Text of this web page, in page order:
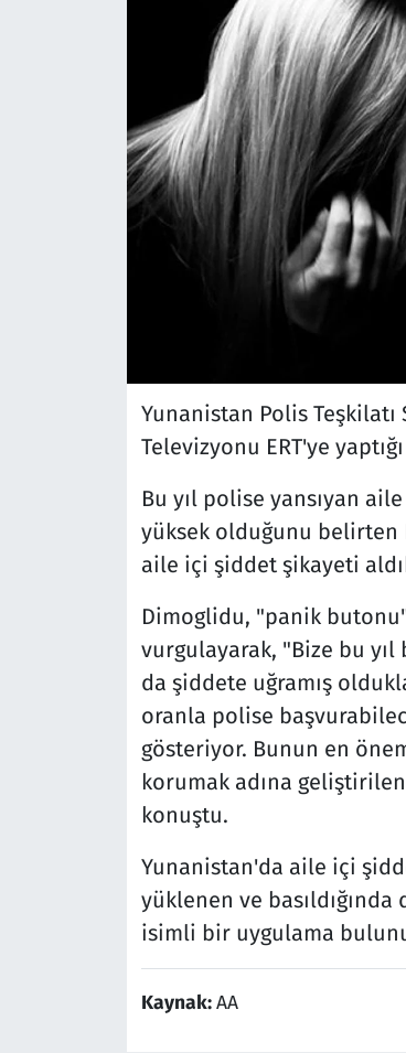
Yunanistan Polis
Televizyonu ERT'ye
Bu yıl polise yansıyan
yüksek olduğunu belirten
aile içi şiddet şikayeti
Dimoglidu, "panik
vurgulayarak, "Bize bu yıl
da şiddete uğramış
oranla polise
gösteriyor. Bunun en
korumak adına
konuştu.
Yunanistan'da aile içi
yüklenen ve
isimli bir uygulama
Kaynak:AA